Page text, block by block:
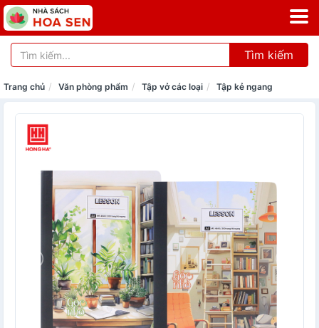
Tìm kiếm
Trang chủ Văn phòng phẩm Tập vở các loại Tập kẻ ngang